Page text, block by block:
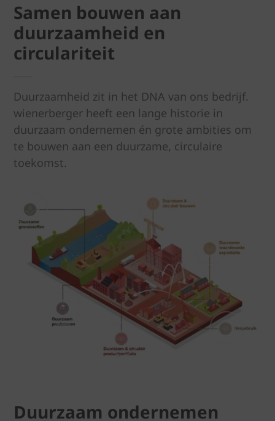
Samen bouwen aan
duurzaamheid en
circulariteit
Duurzaamheid zit in het DNA van ons bedrijf.
wienerberger heeft een lange historie in
duurzaam ondernemen én grote ambities om
te bouwen aan een duurzame, circulaire
toekomst.
Duurzaam ondernemen